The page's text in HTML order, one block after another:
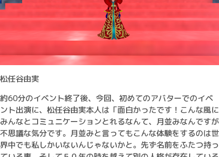
松任谷由実
約60分のイベント終了後、今回、初めてのアバターでのイベ
ント出演に、松任谷由実本人は「面白かったです！こんな風に
みんなとコミュニケーションとれるなんて、月並みなんですが
不思議な気分です。月並みと言ってもこんな体験をするのは世
界中でも私しかいないんじゃないかと。先ず名前をふたつ持っ